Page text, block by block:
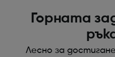
Горната
Лесно за